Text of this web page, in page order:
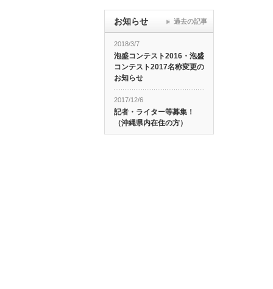
お知らせ
2018/3/7
泡盛コンテスト2016・泡盛
コンテスト2017名称変更の
お知らせ
2017/12/6
記者・ライター等募集！
（沖縄県内在住の方）
過去の記事